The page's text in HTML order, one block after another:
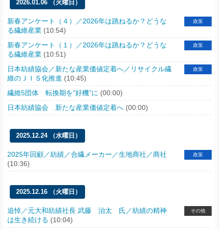
2026.01.06 （火曜日）
新春アンケート（４）／2026年は跳ねるか？どうな
る繊維産業 (10:54)
政策
新春アンケート（１）／2026年は跳ねるか？どうな
る繊維産業 (10:51)
政策
日本紡績協会／新たな産業価値定着へ／リサイクル繊
維のＪＩＳ化推進 (10:45)
政策
繊維5団体 転換期を“好機”に (00:00)
日本紡績協会 新たな産業価値定着へ (00:00)
2025.12.24 （水曜日）
2025年回顧／紡績／合繊メーカー／生地商社／商社
(10:36)
政策
2025.12.16 （火曜日）
追悼／元大和紡績社長 武藤 治太 氏／紡績の精神
は生き続ける (10:04)
その他